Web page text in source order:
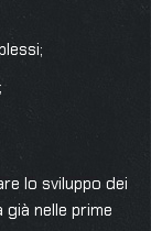
lo sviluppo dei
nelle prime